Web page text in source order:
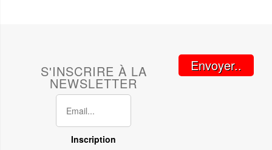
S'INSCRIRE À LA
NEWSLETTER
Inscription
Envoyer..